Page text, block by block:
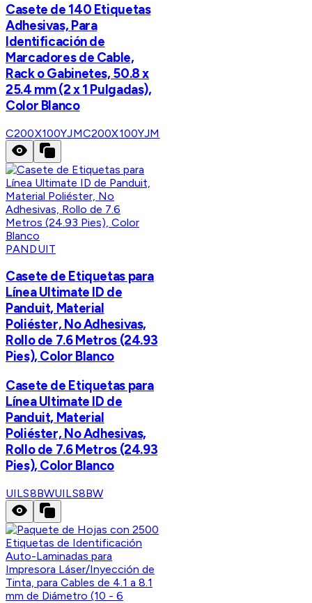
Casete de 140 Etiquetas
Adhesivas, Para
Identificación de
Marcadores de Cable,
Rack o Gabinetes, 50.8 x
25.4 mm (2 x 1 Pulgadas),
Color Blanco
C200X100YJMC200X100YJM
PANDUIT
Casete de Etiquetas para
Línea Ultimate ID de
Panduit, Material
Poliéster, No Adhesivas,
Rollo de 7.6 Metros (24.93
Pies), Color Blanco
Casete de Etiquetas para
Línea Ultimate ID de
Panduit, Material
Poliéster, No Adhesivas,
Rollo de 7.6 Metros (24.93
Pies), Color Blanco
UILS8BWUILS8BW